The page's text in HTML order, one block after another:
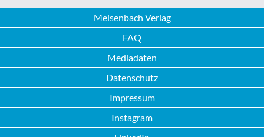
Meisenbach Verlag
FAQ
Mediadaten
Datenschutz
Impressum
Instagram